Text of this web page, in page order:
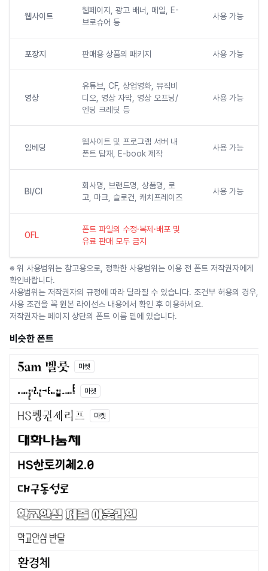
웹사이트
웹페이지, 광고 배너, 메일, E-
브로슈어 등
사용 가능
포장지 판매용 상품의 패키지 사용 가능
영상
유튜브, CF, 상업영화, 뮤직비
디오, 영상 자막, 영상 오프닝/
엔딩 크레딧 등
사용 가능
임베딩
웹사이트 및 프로그램 서버 내
폰트 탑재, E-book 제작
사용 가능
BI/CI
회사명, 브랜드명, 상품명, 로
고, 마크, 슬로건, 캐치프레이즈
사용 가능
OFL
폰트 파일의 수정·복제·배포 및
유료 판매 모두 금지
※ 위 사용범위는 참고용으로, 정확한 사용범위는 이용 전 폰트 저작권자에게
확인바랍니다.
사용범위는 저작권자의 규정에 따라 달라질 수 있습니다. 조건부 허용의 경우,
사용 조건을 꼭 원본 라이선스 내용에서 확인 후 이용하세요.
저작권자는 페이지 상단의 폰트 이름 밑에 있습니다.
비슷한 폰트
마켓
마켓
마켓